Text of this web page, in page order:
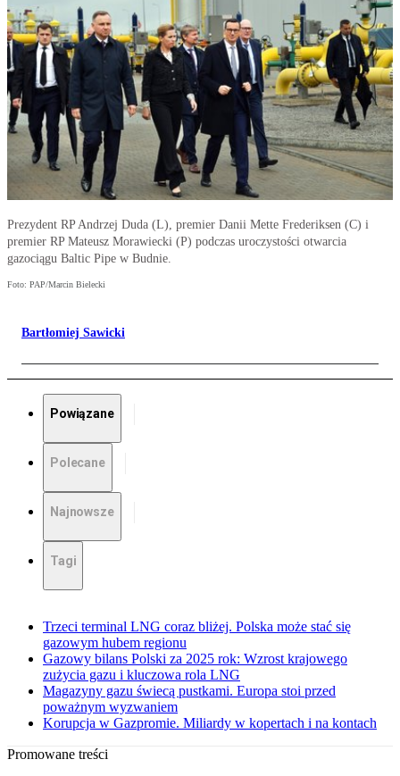
Prezydent RP Andrzej Duda (L), premier Danii Mette Frederiksen (C) i
premier RP Mateusz Morawiecki (P) podczas uroczystości otwarcia
gazociągu Baltic Pipe w Budnie.
Foto: PAP/Marcin Bielecki
Bartłomiej Sawicki
Powiązane
Polecane
Najnowsze
Tagi
Trzeci terminal LNG coraz bliżej. Polska może stać się
gazowym hubem regionu
Gazowy bilans Polski za 2025 rok: Wzrost krajowego
zużycia gazu i kluczowa rola LNG
Magazyny gazu świecą pustkami. Europa stoi przed
poważnym wyzwaniem
Korupcja w Gazpromie. Miliardy w kopertach i na kontach
Promowane treści